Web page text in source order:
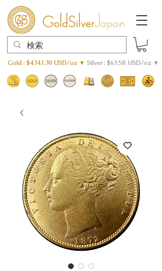
Gold : $4341.30 USD/oz ▼ Silver : $63.58 USD/oz ▼